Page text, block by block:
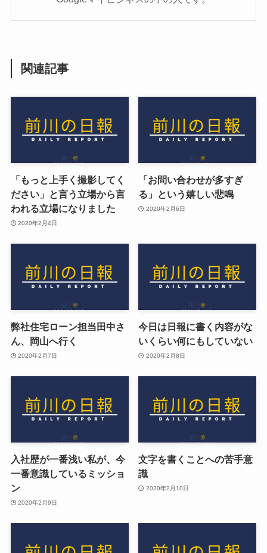
関連記事
「もっと上手く撮影してく
ださい」と言う立場から言
われる立場になりました
2020年2月4日
「お問い合わせが多すぎ
る」という嬉しい悲鳴
2020年2月6日
弊社住宅ローン担当田中さ
ん、岡山へ行く
2020年2月7日
今日は日報に書く内容がな
いくらい何にもしていない
2020年2月8日
入社歴が一番浅い私が、今
一番意識しているミッショ
ン
2020年2月9日
文字を書くことへの苦手意
識
2020年2月10日